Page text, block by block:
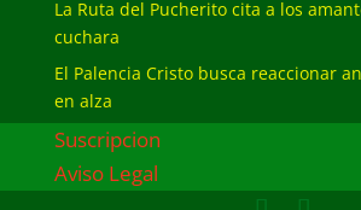
La Ruta del Pucherito cita a los
cuchara
El Palencia Cristo busca reaccionar
en alza
Suscripcion
Aviso Legal